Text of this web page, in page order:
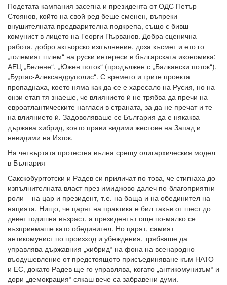
Подетата кампания засегна и президента от ОДС Петър
Стоянов, който на свой ред беше сменен, въпреки
внушителната предварителна подкрепа, също с бивш
комунист в лицето на Георги Първанов. Добра сценична
работа, добро актьорско изпълнение, доза късмет и ето го
„големият шлем“ на руски интереси в българската икономика:
АЕЦ „Белене“, „Южен поток“ (продължен с „Балкански поток“),
„Бургас-Александруполис“. С времето и трите проекта
пропаднаха, което няма как да се е харесало на Русия, но на
онзи етап тя знаеше, че влиянието ѝ не трябва да пречи на
евроатлантическите нагласи в страната, за да не пречат и те
на влиянието ѝ. Задоволяваше се България да е някаква
държава хибрид, която прави видими жестове на Запад и
невидими на Изток.
На четвъртата протестна вълна срещу олигархическия модел
в България
Сакскобургготски и Радев си приличат по това, че стигнаха до
изпълнителната власт през имиджово далеч по-благоприятни
роли – на цар и президент, т.е. на баща и на обединител на
нацията. Нищо, че царят на практика е бил такъв от шест до
девет годишна възраст, а президентът още по-малко се
възприемаше като обединител. Но царят, самият
антикомунист по произход и убеждения, трябваше да
управлява държавния „хибрид“ на фона на всенародно
въодушевление от предстоящото присъединяване към НАТО
и ЕС, докато Радев ще го управлява, когато „антикомунизъм“ и
дори „демокрация“ сякаш вече са забравени думи.